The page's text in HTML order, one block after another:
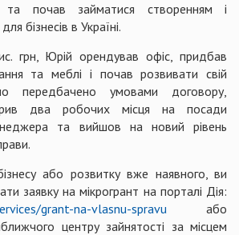
почав займатися створенням і
бізнесів в Україні.
грн, Юрій орендував офіс, придбав
та меблі і почав розвивати свій
передбачено умовами договору,
два робочих місця на посади
та вийшов на новий рівень
або розвитку вже наявного, ви
заявку на мікрогрант на порталі Дія:
grant-na-vlasnu-spravu або
центру зайнятості за місцем